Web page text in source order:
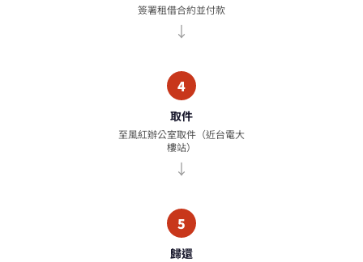
簽署租借合約並付款
4
取件
至風紅辦公室取件（近台電大
樓站）
5
歸還